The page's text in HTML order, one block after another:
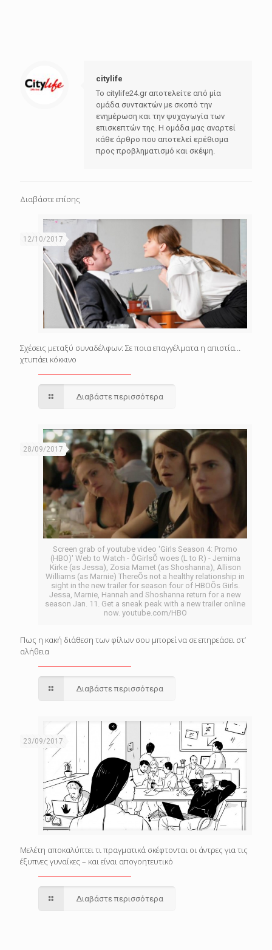
citylife
Το citylife24.gr αποτελείτε από μία
ομάδα συντακτών με σκοπό την
ενημέρωση και την ψυχαγωγία των
επισκεπτών της. Η ομάδα μας αναρτεί
κάθε άρθρο που αποτελεί ερέθισμα
προς προβληματισμό και σκέψη.
Διαβάστε επίσης
12/10/2017
Σχέσεις μεταξύ συναδέλφων: Σε ποια επαγγέλματα η απιστία…
χτυπάει κόκκινο
Διαβάστε περισσότερα
Screen grab of youtube video 'Girls Season 4: Promo
(HBO)' Web to Watch - ÔGirlsÕ woes (L to R) - Jemima
Kirke (as Jessa), Zosia Mamet (as Shoshanna), Allison
Williams (as Marnie) ThereÕs not a healthy relationship in
sight in the new trailer for season four of HBOÕs Girls.
Jessa, Marnie, Hannah and Shoshanna return for a new
season Jan. 11. Get a sneak peak with a new trailer online
now. youtube.com/HBO
28/09/2017
Πως η κακή διάθεση των φίλων σου μπορεί να σε επηρεάσει στ’
αλήθεια
Διαβάστε περισσότερα
23/09/2017
Μελέτη αποκαλύπτει τι πραγματικά σκέφτονται οι άντρες για τις
έξυπνες γυναίκες – και είναι απογοητευτικό
Διαβάστε περισσότερα